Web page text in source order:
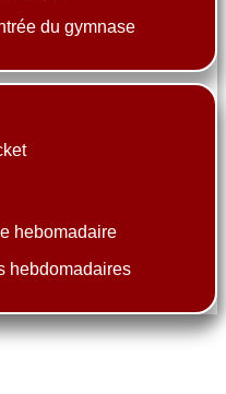
du gymnase
hebomadaire
hebdomadaires